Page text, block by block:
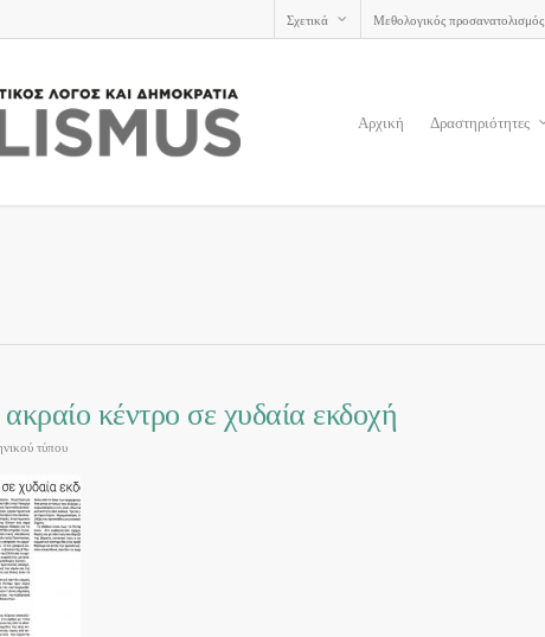
Σχετικά Μεθολογικός προσανατολισμός
Αρχική Δραστηριότητες
κέντρο σε χυδαία εκδοχή
τύπου